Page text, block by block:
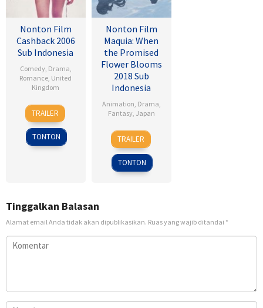
Nonton Film
Cashback 2006
Sub Indonesia
Comedy, Drama,
Romance, United
Kingdom
17
Jan
2007
Sean
Ellis
TRAILER
TONTON
Nonton Film
Maquia: When
the Promised
Flower Blooms
2018 Sub
Indonesia
Animation, Drama,
Fantasy, Japan
24
Feb
2018
Heo
Jong
TRAILER
TONTON
Tinggalkan Balasan
Alamat email Anda tidak akan dipublikasikan. Ruas yang wajib ditandai *